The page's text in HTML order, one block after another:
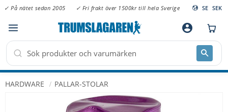
Meny
✓ På nätet sedan 2005 ✓ Fri frakt över 1500kr till hela Sverige SE SEK
account_circle
HARDWARE PALLAR-STOLAR